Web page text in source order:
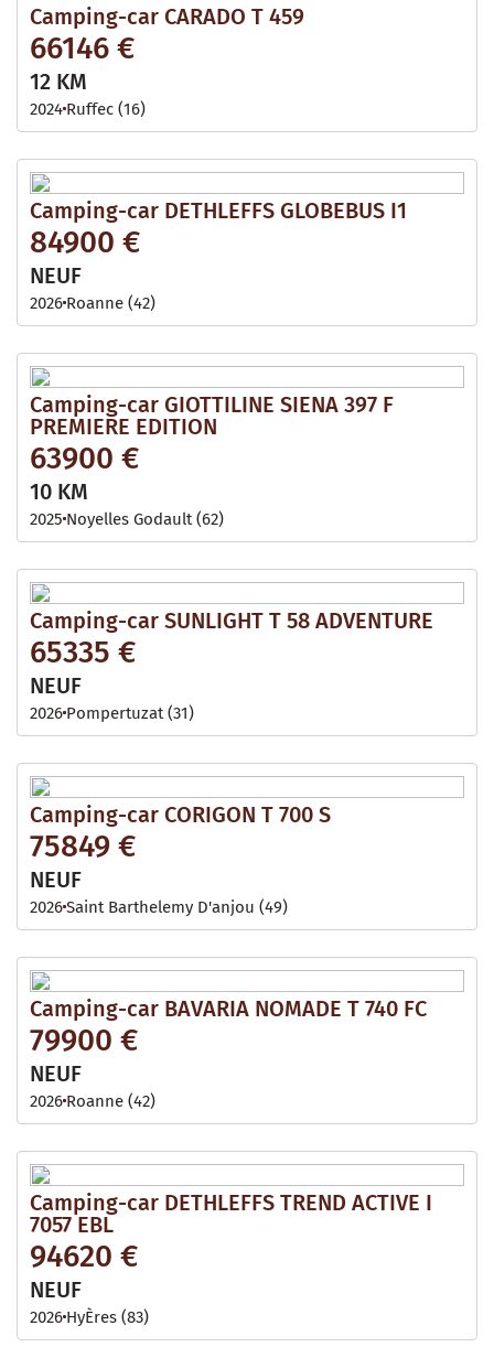
Camping-car CARADO T 459
66146 €
12 KM
2024 Ruffec (16)
Camping-car DETHLEFFS GLOBEBUS I1
84900 €
NEUF
2026 Roanne (42)
Camping-car GIOTTILINE SIENA 397 F
PREMIERE EDITION
63900 €
10 KM
2025 Noyelles Godault (62)
Camping-car SUNLIGHT T 58 ADVENTURE
65335 €
NEUF
2026 Pompertuzat (31)
Camping-car CORIGON T 700 S
75849 €
NEUF
2026Saint Barthelemy D'anjou (49)
Camping-car BAVARIA NOMADE T 740 FC
79900 €
NEUF
2026 Roanne (42)
Camping-car DETHLEFFS TREND ACTIVE I
7057 EBL
94620 €
NEUF
2026 HyÈres (83)